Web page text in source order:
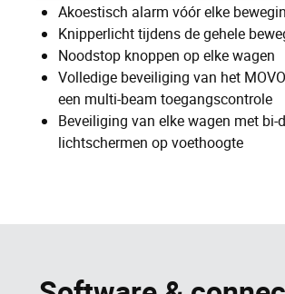
Akoestisch alarm vóór elke
Knipperlicht tijdens de gehele
Noodstop knoppen op elke wagen
Volledige beveiliging van het
een multi-beam toegangscontrole
Beveiliging van elke wagen met bi-
lichtschermen op voethoogte